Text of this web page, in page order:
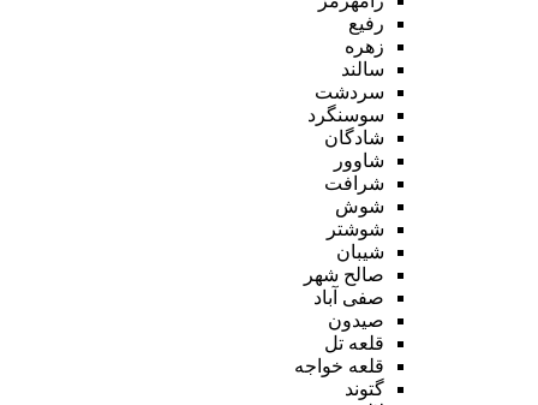
رفیع
زهره
سالند
سردشت
سوسنگرد
شادگان
شاوور
شرافت
شوش
شوشتر
شیبان
صالح شهر
صفی آباد
صیدون
قلعه تل
قلعه خواجه
گتوند